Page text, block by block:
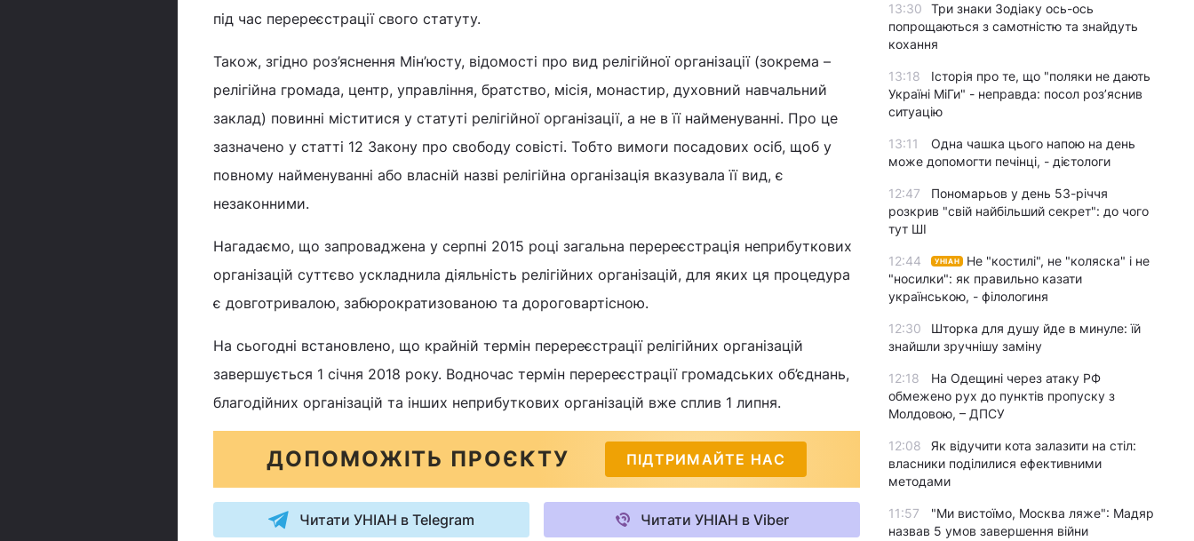
під час перереєстрації свого статуту.
Також, згідно роз’яснення Мін’юсту, відомості про вид релігійної організації (зокрема –
релігійна громада, центр, управління, братство, місія, монастир, духовний навчальний
заклад) повинні міститися у статуті релігійної організації, а не в її найменуванні. Про це
зазначено у статті 12 Закону про свободу совісті. Тобто вимоги посадових осіб, щоб у
повному найменуванні або власній назві релігійна організація вказувала її вид, є
незаконними.
Нагадаємо, що запроваджена у серпні 2015 році загальна перереєстрація неприбуткових
організацій суттєво ускладнила діяльність релігійних організацій, для яких ця процедура
є довготривалою, забюрократизованою та дороговартісною.
На сьогодні встановлено, що крайній термін перереєстрації релігійних організацій
завершується 1 січня 2018 року. Водночас термін перереєстрації громадських об’єднань,
благодійних організацій та інших неприбуткових організацій вже сплив 1 липня.
ДОПОМОЖІТЬ ПРОЄКТУ ПІДТРИМАЙТЕ НАС
Читати УНІАН в Telegram Читати УНІАН в Viber
13:30
Три знаки Зодіаку ось-ось
попрощаються з самотністю та знайдуть
кохання
13:18
Історія про те, що "поляки не дають
Україні МіГи" - неправда: посол роз’яснив
ситуацію
13:11
Одна чашка цього напою на день
може допомогти печінці, - дієтологи
12:47
Пономарьов у день 53-річчя
розкрив "свій найбільший секрет": до чого
тут ШІ
12:44 УНІАН
Не "костилі", не "коляска" і не
"носилки": як правильно казати
українською, - філологиня
12:30
Шторка для душу йде в минуле: їй
знайшли зручнішу заміну
12:18
На Одещині через атаку РФ
обмежено рух до пунктів пропуску з
Молдовою, – ДПСУ
12:08
Як відучити кота залазити на стіл:
власники поділилися ефективними
методами
11:57
"Ми вистоїмо, Москва ляже": Мадяр
назвав 5 умов завершення війни